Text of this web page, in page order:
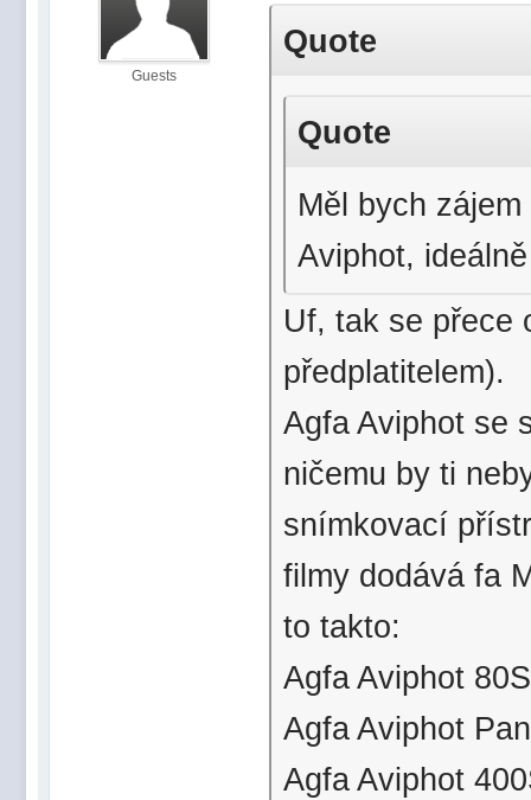
Guests
Quote
Quote
Měl bych
Aviphot,
Uf, tak se přece
předplatitelem).
Agfa Aviphot se
ničemu by ti
snímkovací
filmy dodává fa
to takto:
Agfa Aviphot
Agfa Aviphot
Agfa Aviphot